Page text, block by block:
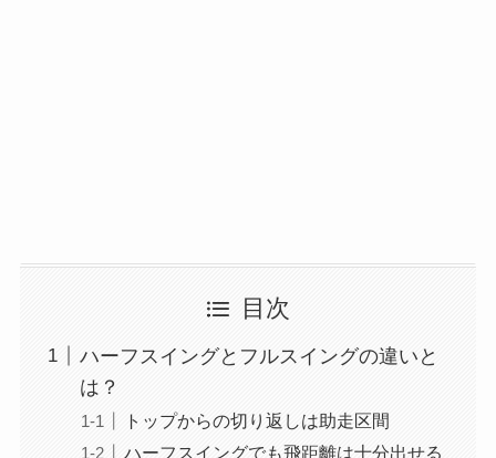
目次
ハーフスイングとフルスイングの違いと
は？
トップからの切り返しは助走区間
ハーフスイングでも飛距離は十分出せる